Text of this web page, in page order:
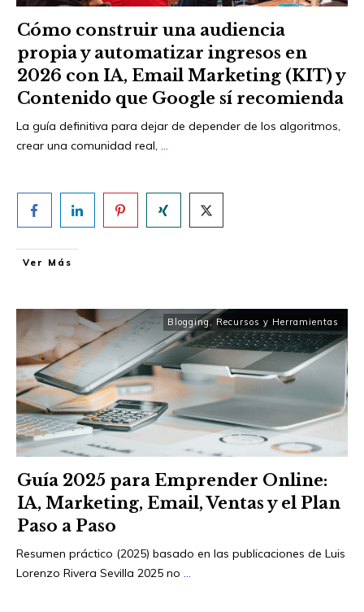
Cómo construir una audiencia
propia y automatizar ingresos en
2026 con IA, Email Marketing (KIT) y
Contenido que Google sí recomienda
La guía definitiva para dejar de depender de los algoritmos,
crear una comunidad real, ...
Ver Más
Blogging, Recursos y Herramientas
Guía 2025 para Emprender Online:
IA, Marketing, Email, Ventas y el Plan
Paso a Paso
Resumen práctico (2025) basado en las publicaciones de Luis
Lorenzo Rivera Sevilla 2025 no ...